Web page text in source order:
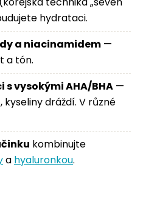
hydrataci.
a niacinamidem —
a tón.
s vysokými AHA/BHA —
dráždí. V různé
kombinujte
a hyaluronkou.